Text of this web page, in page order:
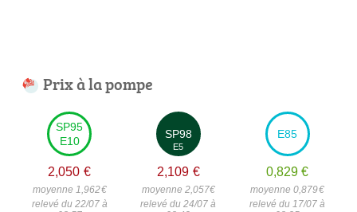
Prix à la pompe
SP95
E10
2,050 €
moyenne 1,962€
relevé du 22/07 à
SP98
E5
2,109 €
moyenne 2,057€
relevé du 24/07 à
E85
0,829 €
moyenne 0,879€
relevé du 17/07 à